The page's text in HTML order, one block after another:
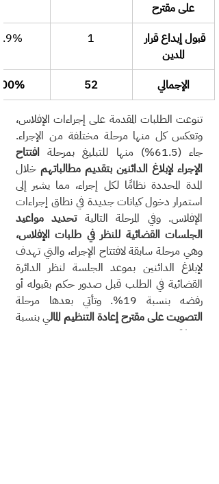
على مقترح
قبول إيداع قرار
المدين
1
الإجمالي 52
جاء (61.5%) منها للتبليغ بمرحلة
الإجراء لإبلاغ الدائنين بتقديم مطالباتهم
الإفلاس. وفي المرحلة التالية
الجلسات القضائية للنظر في طلبات الإفلاس،
رفضه بنسبة 19%. وتأتي بعدها مرحلة
التصويت على مقترح إعادة التنظيم المال